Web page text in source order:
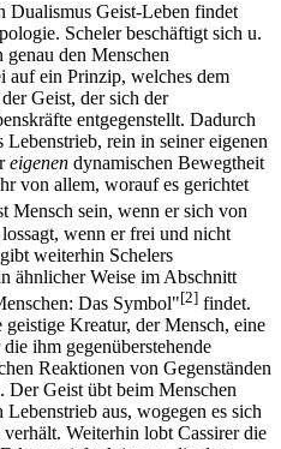
Dualismus Geist-Leben findet
Scheler beschäftigt sich u.
den Menschen
auf ein Prinzip, welches dem
Geist, der sich der
entgegenstellt. Dadurch
rein in seiner eigenen
eigenen dynamischen Bewegtheit
von allem, worauf es gerichtet
Mensch sein, wenn er sich von
wenn er frei und nicht
weiterhin Schelers
ähnlicher Weise im Abschnitt
Das Symbol"[2] findet.
Kreatur, der Mensch, eine
ihm gegenüberstehende
Reaktionen von Gegenständen
Der Geist übt beim Menschen
aus, wogegen es sich
Weiterhin lobt Cassirer die